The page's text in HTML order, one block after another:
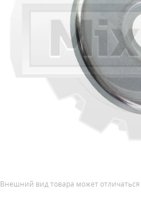
Внешний вид товара может